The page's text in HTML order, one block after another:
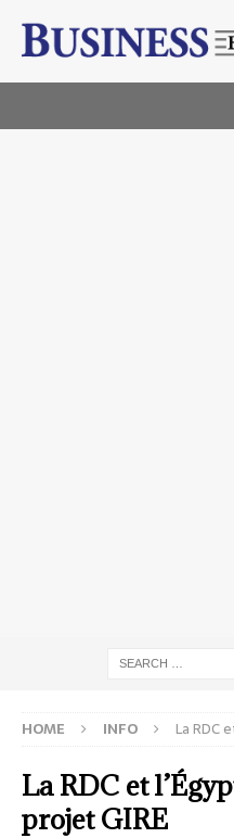
HOME INFO La RDC
La RDC et
projet GIRE